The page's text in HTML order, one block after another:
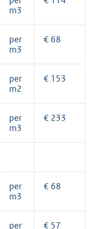
m3
per
m3
€ 68
per
m2
€ 153
per
m3
€ 233
per
m3
€ 68
per € 57